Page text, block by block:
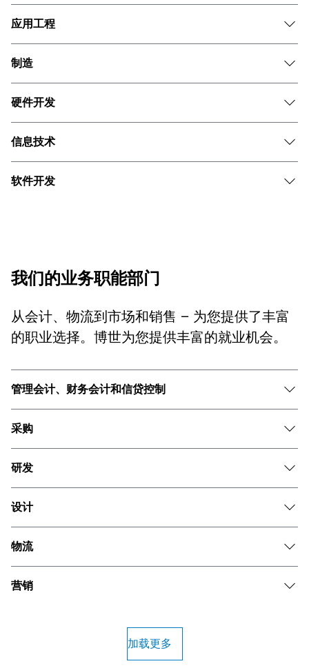
应用工程
制造
硬件开发
信息技术
软件开发
我们的业务职能部门
从会计、物流到市场和销售 – 为您提供了丰富
的职业选择。博世为您提供丰富的就业机会。
管理会计、财务会计和信贷控制
采购
研发
设计
物流
营销
加载更多